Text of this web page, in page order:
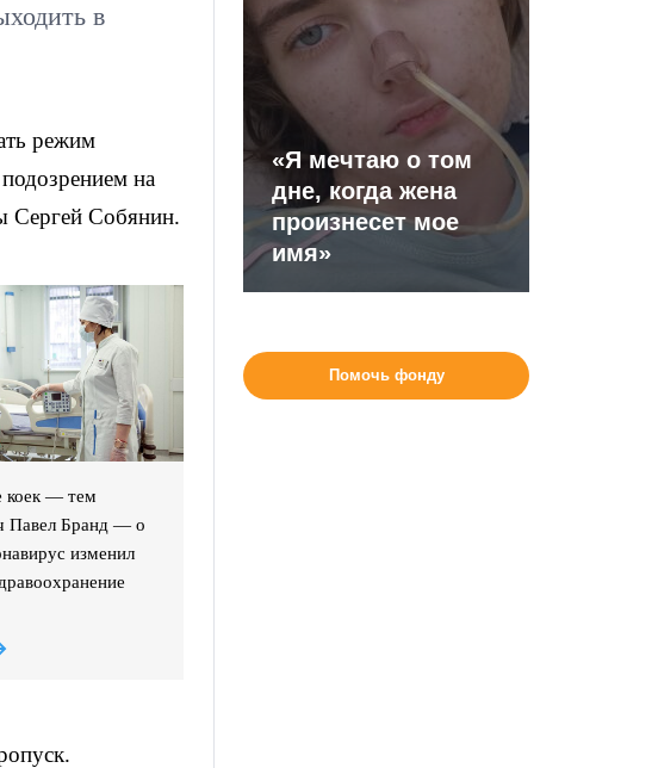
в
режим
на
Сергей Собянин.
коек — тем
Павел Бранд — о
изменил
«Я мечтаю о том
дне, когда жена
произнесет мое
имя»
Помочь фонду